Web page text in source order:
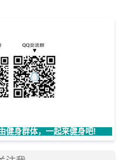
健身群体，一起来健身吧!